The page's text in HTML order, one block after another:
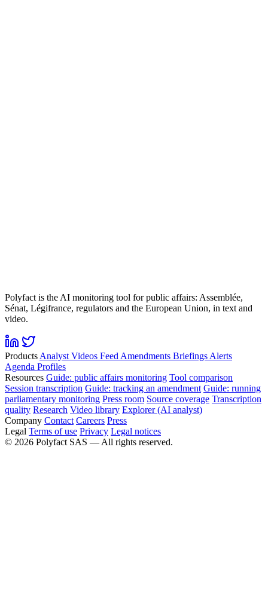
Polyfact is the AI monitoring tool for public affairs: Assemblée,
Sénat, Légifrance, regulators and the European Union, in text and
video.
Products Analyst Videos Feed Amendments Briefings Alerts
Agenda Profiles
Resources Guide: public affairs monitoring Tool comparison
Session transcription Guide: tracking an amendment Guide: running
parliamentary monitoring Press room Source coverage Transcription
quality Research Video library Explorer (AI analyst)
Company Contact Careers Press
Legal Terms of use Privacy Legal notices
© 2026 Polyfact SAS — All rights reserved.